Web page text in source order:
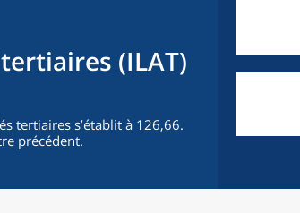
(ILAT)
tertiaires s’établit à 126,66.
précédent.